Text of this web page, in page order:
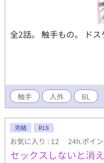
全2話。 触手もの。 ドス
触手 人外 BL
完結 R18
お気に入り : 12 24h.ポイ
セックスしないと消